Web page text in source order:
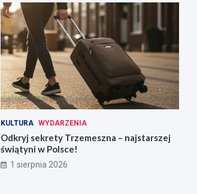
KULTURA WYDARZENIA
Odkryj sekrety Trzemeszna – najstarszej
świątyni w Polsce!
1 sierpnia 2026